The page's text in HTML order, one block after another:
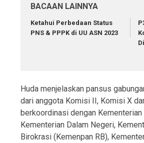
BACAAN LAINNYA
Ketahui Perbedaan Status
PNS & PPPK di UU ASN 2023
Huda menjelaskan pansus
dari anggota Komisi II, Komisi X
berkoordinasi dengan
Kementerian Dalam Negeri,
Birokrasi (Kemenpan RB),